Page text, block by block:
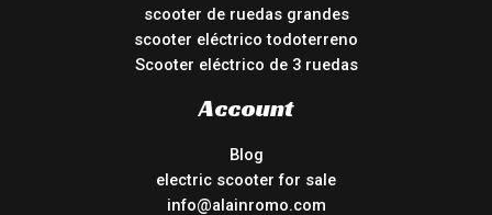
scooter de ruedas grandes
scooter eléctrico todoterreno
Scooter eléctrico de 3 ruedas
Account
Blog
electric scooter for sale
info@alainromo.com